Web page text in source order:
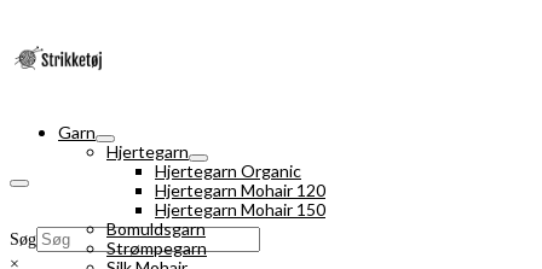
Søg
×
Garn
Hjertegarn
Hjertegarn Organic
Hjertegarn Mohair 120
Hjertegarn Mohair 150
Bomuldsgarn
Strømpegarn